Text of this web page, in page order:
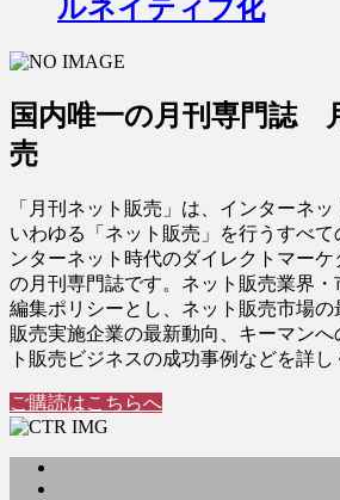
ルネイティブ化
国内唯一の月刊専門誌
売
「月刊ネット販売」は、インターネッ
いわゆる「ネット販売」を行うすべて
ンターネット時代のダイレクトマー
の月刊専門誌です。ネット販売業界
編集ポリシーとし、ネット販売市場の
販売実施企業の最新動向、キーマン
ト販売ビジネスの成功事例などを詳し
ご購読はこちらへ